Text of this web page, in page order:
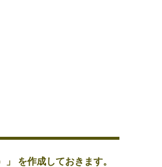
を作成しておきます。